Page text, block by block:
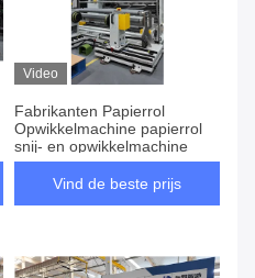
Video
Fabrikanten Papierrol
Opwikkelmachine papierrol
snij- en opwikkelmachine
Vind de beste prijs